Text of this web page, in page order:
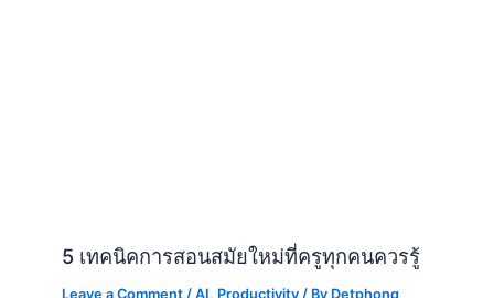
5 เทคนิคการสอนสมัยใหม่ที่ครูทุกคนควรรู้
Leave a Comment /AI, Productivity / By Detphong